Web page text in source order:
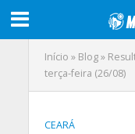
Início » Blog»
terça-feira (26/08)
CEARÁ